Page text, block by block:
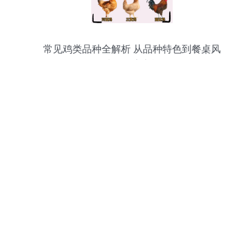
常见鸡类品种全解析 从品种特色到餐桌风